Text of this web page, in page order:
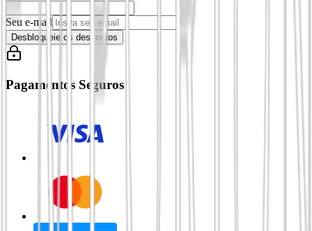
Seu e-mail
Desbloqueie os descontos
Pagamentos Seguros